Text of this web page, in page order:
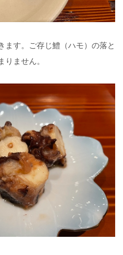
ます。ご存じ鱧（ハモ）の落と
りません。